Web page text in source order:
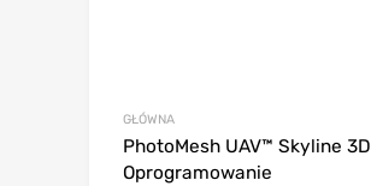
GŁÓWNA
PhotoMesh UAV™ Skyline 3D
Oprogramowanie